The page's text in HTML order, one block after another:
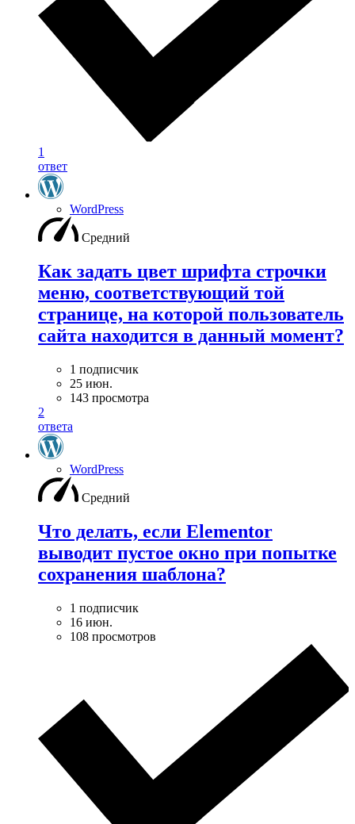
1
ответ
WordPress
Средний
Как задать цвет шрифта строчки
меню, соответствующий той
странице, на которой пользователь
сайта находится в данный момент?
1 подписчик
25 июн.
143 просмотра
2
ответа
WordPress
Средний
Что делать, если Elementor
выводит пустое окно при попытке
сохранения шаблона?
1 подписчик
16 июн.
108 просмотров